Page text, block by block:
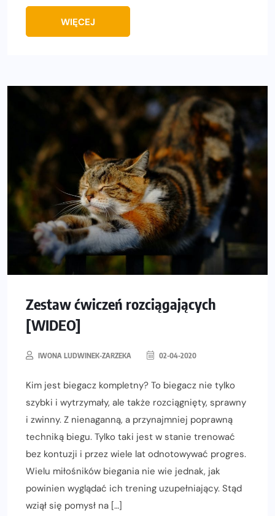
WIĘCEJ
Zestaw ćwiczeń rozciągających
[WIDEO]
IWONA LUDWINEK-ZARZEKA 02-04-2020
Kim jest biegacz kompletny? To biegacz nie tylko
szybki i wytrzymały, ale także rozciągnięty, sprawny
i zwinny. Z nienaganną, a przynajmniej poprawną
techniką biegu. Tylko taki jest w stanie trenować
bez kontuzji i przez wiele lat odnotowywać progres.
Wielu miłośników biegania nie wie jednak, jak
powinien wyglądać ich trening uzupełniający. Stąd
wziął się pomysł na […]